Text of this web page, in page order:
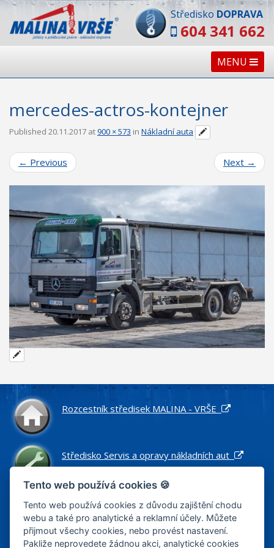
Středisko DOPRAVA
604 341 662
MENU
mercedes-actros-kontejner
Published 20.11.2017 at900 × 573 in Nákladní auta
← Previous Next →
Rozcestník středisek MALINA - VRŠE
Středisko Servis a opravy nákladních aut
Středisko Náhradní díly pro nákladní vozidla
Tento web používá cookies 🍪
Tento web používá cookies z důvodu zajištění chodu
webu a také pro analytické a reklamní účely. Můžete
přijmout všechy cookies, nebo provést nastavení.
Pakliže neprovedete žádnou akci, analytické cookies